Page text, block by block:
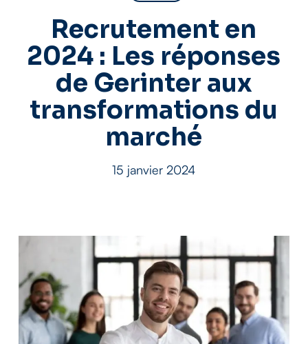
Recrutement en
2024 : Les réponses
de Gerinter aux
transformations du
marché
15 janvier 2024